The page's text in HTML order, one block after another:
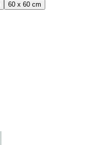
60 x 60 cm